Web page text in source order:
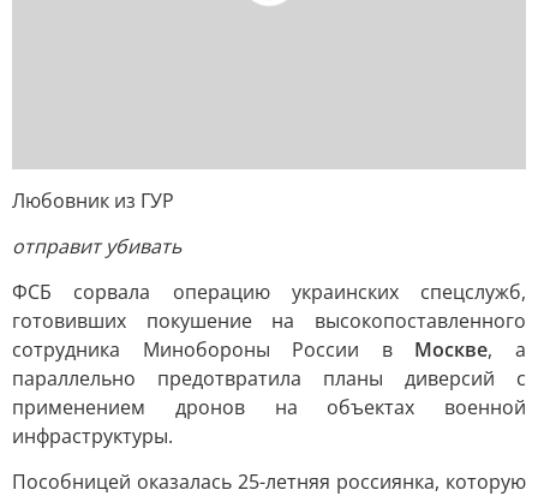
Любовник из ГУР
отправит убивать
ФСБ сорвала операцию украинских спецслужб,
готовивших покушение на высокопоставленного
сотрудника Минобороны России в Москве, а
параллельно предотвратила планы диверсий с
применением дронов на объектах военной
инфраструктуры.
Пособницей оказалась 25-летняя россиянка, которую